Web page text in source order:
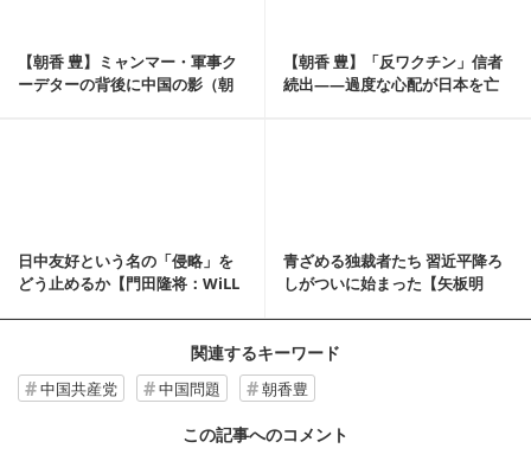
【朝香 豊】ミャンマー・軍事ク
ーデターの背後に中国の影（朝
【朝香 豊】「反ワクチン」信者
続出――過度な心配が日本を亡
日中友好という名の「侵略」を
どう止めるか【門田隆将：WiLL
青ざめる独裁者たち 習近平降ろ
しがついに始まった【矢板明
関連するキーワード
中国共産党 中国問題 朝香豊
この記事へのコメント